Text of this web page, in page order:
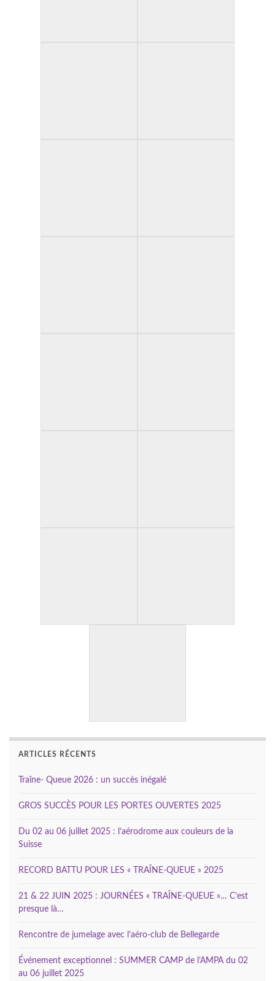
ARTICLES RÉCENTS
Traîne- Queue 2026 : un succès inégalé
GROS SUCCÈS POUR LES PORTES OUVERTES 2025
Du 02 au 06 juillet 2025 : l’aérodrome aux couleurs de la
Suisse
RECORD BATTU POUR LES « TRAÎNE-QUEUE » 2025
21 & 22 JUIN 2025 : JOURNÉES « TRAÎNE-QUEUE »… C’est
presque là…
Rencontre de jumelage avec l’aéro-club de Bellegarde
Événement exceptionnel : SUMMER CAMP de l’AMPA du 02
au 06 juillet 2025